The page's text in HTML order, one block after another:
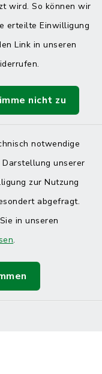
wird. So können wir
erteilte Einwilligung
Link in unseren
nicht zu
notwendige
Darstellung unserer
zur Nutzung
abgefragt.
in unseren
.